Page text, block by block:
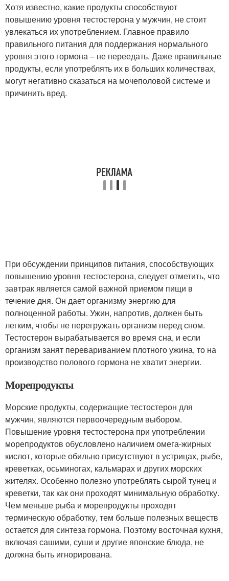
Хотя известно, какие продукты способствуют
повышению уровня тестостерона у мужчин, не стоит
увлекаться их употреблением. Главное правило
правильного питания для поддержания нормального
уровня этого гормона – не переедать. Даже правильные
продукты, если употреблять их в больших количествах,
могут негативно сказаться на мочеполовой системе и
причинить вред.
При обсуждении принципов питания, способствующих
повышению уровня тестостерона, следует отметить, что
завтрак является самой важной приемом пищи в
течение дня. Он дает организму энергию для
полноценной работы. Ужин, напротив, должен быть
легким, чтобы не перегружать организм перед сном.
Тестостерон вырабатывается во время сна, и если
организм занят перевариванием плотного ужина, то на
производство полового гормона не хватит энергии.
Морепродукты
Морские продукты, содержащие тестостерон для
мужчин, являются первоочередным выбором.
Повышение уровня тестостерона при употреблении
морепродуктов обусловлено наличием омега-жирных
кислот, которые обильно присутствуют в устрицах, рыбе,
креветках, осьминогах, кальмарах и других морских
жителях. Особенно полезно употреблять сырой тунец и
креветки, так как они проходят минимальную обработку.
Чем меньше рыба и морепродукты проходят
термическую обработку, тем больше полезных веществ
остается для синтеза гормона. Поэтому восточная кухня,
включая сашими, суши и другие японские блюда, не
должна быть игнорирована.